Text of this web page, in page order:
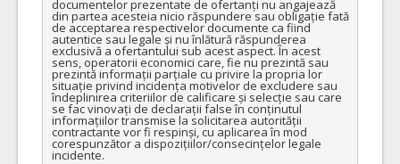
documentelor prezentate de ofertanți nu angajează
din partea acesteia nicio răspundere sau obligație fată
de acceptarea respectivelor documente ca fiind
autentice sau legale și nu înlătură răspunderea
exclusivă a ofertantului sub acest aspect. În acest
sens, operatorii economici care, fie nu prezintă sau
prezintă informații parțiale cu privire la propria lor
situație privind incidența motivelor de excludere sau
îndeplinirea criteriilor de calificare și selecție sau care
se fac vinovați de declarații false în conținutul
informațiilor transmise la solicitarea autorității
contractante vor fi respinși, cu aplicarea în mod
corespunzător a dispozițiilor/consecințelor legale
incidente.